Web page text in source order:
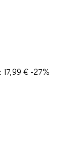
17,99 €-27%